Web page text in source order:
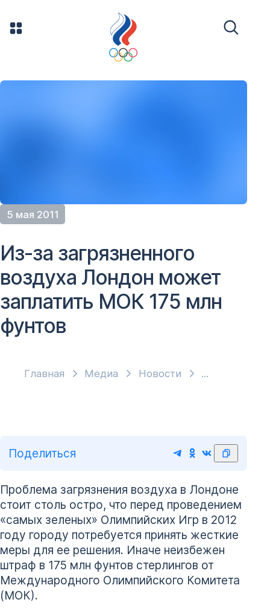
5 мая 2011
Главная Медиа Новости
Из-за загрязненного
воздуха Лондон может
заплатить МОК 175 млн
фунтов
Поделиться
Проблема загрязнения воздуха в Лондоне
стоит столь остро, что перед проведением
«самых зеленых» Олимпийских Игр в 2012
году городу потребуется принять жесткие
меры для ее решения. Иначе неизбежен
штраф в 175 млн фунтов стерлингов от
Международного Олимпийского Комитета
(МОК).